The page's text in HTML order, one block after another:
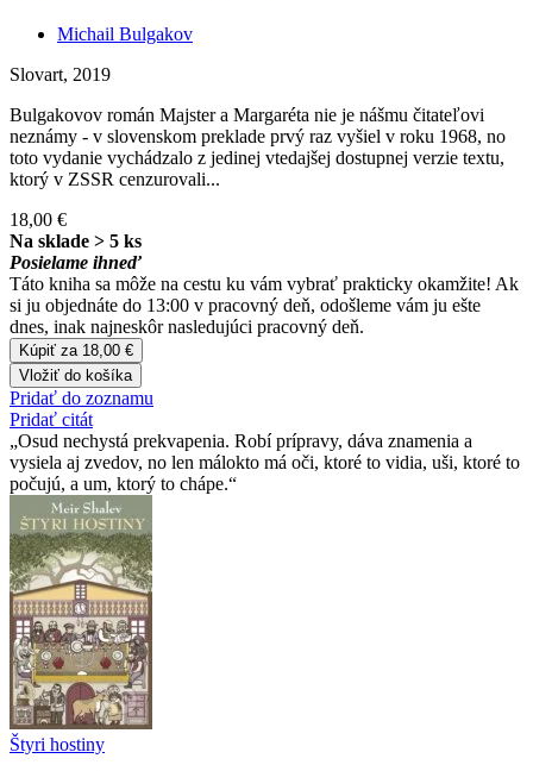
Michail Bulgakov
Slovart, 2019
Bulgakovov román Majster a Margaréta nie je nášmu čitateľovi
neznámy - v slovenskom preklade prvý raz vyšiel v roku 1968, no
toto vydanie vychádzalo z jedinej vtedajšej dostupnej verzie textu,
ktorý v ZSSR cenzurovali...
18,00 €
Na sklade > 5 ks
Posielame ihneď
Táto kniha sa môže na cestu ku vám vybrať prakticky okamžite! Ak
si ju objednáte do 13:00 v pracovný deň, odošleme vám ju ešte
dnes, inak najneskôr nasledujúci pracovný deň.
Kúpiť za 18,00 €
Vložiť do košíka
Pridať do zoznamu
Pridať citát
Osud nechystá prekvapenia. Robí prípravy, dáva znamenia a
vysiela aj zvedov, no len málokto má oči, ktoré to vidia, uši, ktoré to
počujú, a um, ktorý to chápe.
Štyri hostiny